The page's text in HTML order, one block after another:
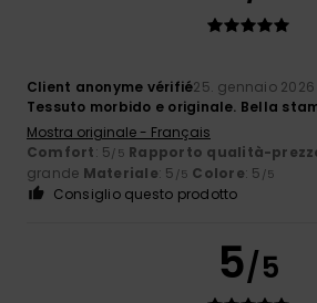
Client anonyme vérifié25. gennaio 2026
Tessuto morbido e originale. Bella
Mostra originale - Français
Comfort: 5/5 Rapporto qualità-
grande Materiale: 5 /5 Colore: 5 /5
Consiglio questo prodotto
5/5